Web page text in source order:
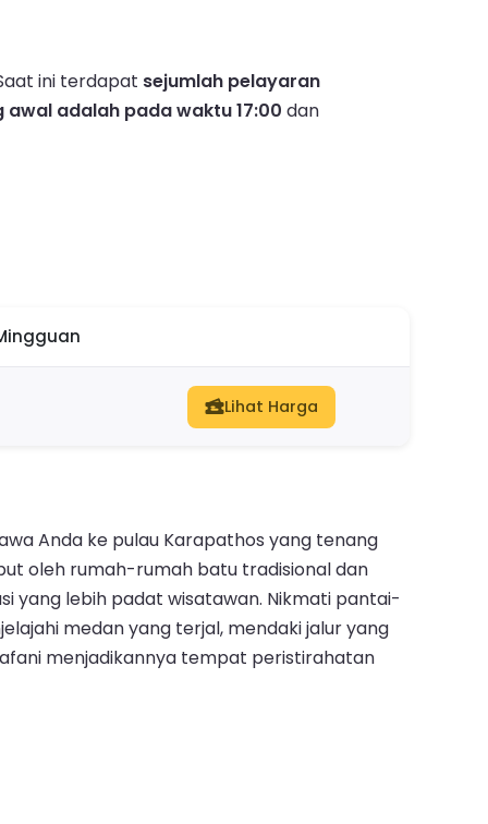
ini terdapat sejumlah pelayaran
adalah pada waktu 17:00 dan
Lihat Harga
Anda ke pulau Karapathos yang tenang
oleh rumah-rumah batu tradisional dan
yang lebih padat wisatawan. Nikmati pantai-
medan yang terjal, mendaki jalur yang
menjadikannya tempat peristirahatan